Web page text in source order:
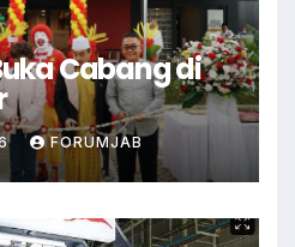
Cabang di
FORUMJAB